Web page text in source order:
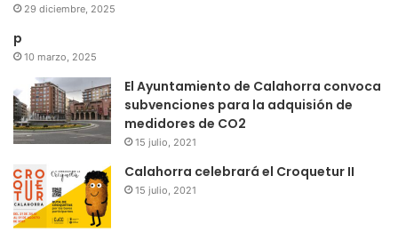
29 diciembre, 2025
p
10 marzo, 2025
El Ayuntamiento de Calahorra convoca
subvenciones para la adquisión de
medidores de CO2
15 julio, 2021
Calahorra celebrará el Croquetur II
15 julio, 2021